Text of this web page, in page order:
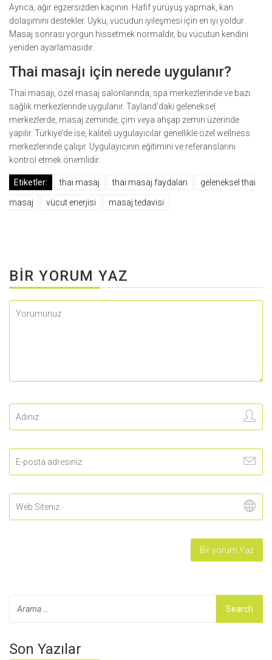
Ayrıca, ağır egzersizden kaçının. Hafif yürüyüş yapmak, kan
dolaşımını destekler. Uyku, vücudun iyileşmesi için en iyi yoldur.
Masaj sonrası yorgun hissetmek normaldir, bu vücutun kendini
yeniden ayarlamasıdır.
Thai masajı için nerede uygulanır?
Thai masajı, özel masaj salonlarında, spa merkezlerinde ve bazı
sağlık merkezlerinde uygulanır. Tayland’daki geleneksel
merkezlerde, masaj zeminde, çim veya ahşap zemin üzerinde
yapılır. Türkiye’de ise, kaliteli uygulayıcılar genellikle özel wellness
merkezlerinde çalışır. Uygulayıcının eğitimini ve referanslarını
kontrol etmek önemlidir.
Etiketler: thai masaj thai masaj faydaları geleneksel thai
masaj vücut enerjisi masaj tedavisi
BIR YORUM YAZ
Son Yazılar